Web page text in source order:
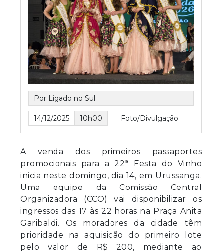
Por Ligado no Sul
14/12/2025 10h00 Foto/Divulgação
A venda dos primeiros passaportes
promocionais para a 22ª Festa do Vinho
inicia neste domingo, dia 14, em Urussanga.
Uma equipe da Comissão Central
Organizadora (CCO) vai disponibilizar os
ingressos das 17 às 22 horas na Praça Anita
Garibaldi. Os moradores da cidade têm
prioridade na aquisição do primeiro lote
pelo valor de R$ 200, mediante ao